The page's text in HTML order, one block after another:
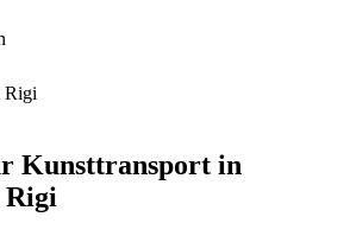
Rigi
Kunsttransport in
Rigi